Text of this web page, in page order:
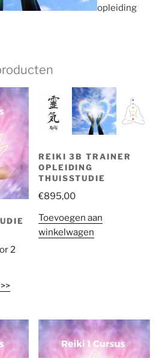
opleiding
2
REIKI 3B TRAINER
OPLEIDING
THUISSTUDIE
€895,00
Toevoegen aan
winkelwagen